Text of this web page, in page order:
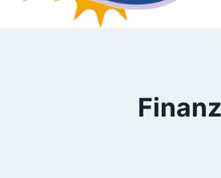
Finanz